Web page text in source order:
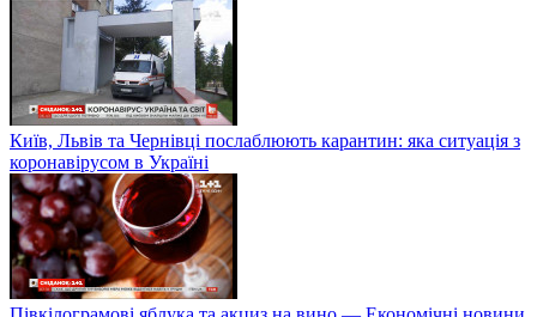
Київ, Львів та Чернівці послаблюють карантин: яка ситуація з
коронавірусом в Україні